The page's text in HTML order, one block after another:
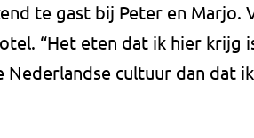
te gast bij Peter en Marjo.
“Het eten dat ik hier krijg
cultuur dan dat